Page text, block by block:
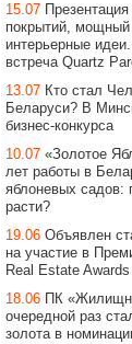
15.07
покрытий, мощный
интерьерные
встреча Quartz
13.07 Кто стал
Беларуси? В
бизнес-конкурса
10.07 «Золотое
лет работы в
яблоневых садов:
расти?
19.06 Объявлен
на участие в
Real Estate Awards
18.06 ПК
очередной раз
золота в